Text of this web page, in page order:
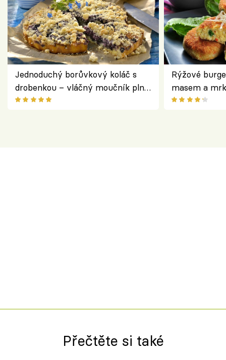
Jednoduchý borůvkový koláč s
drobenkou – vláčný moučník plný
ovoce
Rýžové
masem a
salátem –
Přečtěte si také